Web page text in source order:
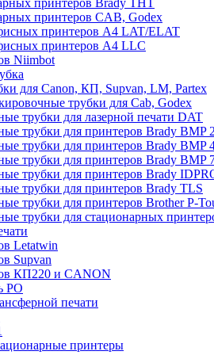
принтеров Brady THT
принтеров CAB, Godex
принтеров А4 LAT/ELAT
принтеров А4 LLC
Niimbot
для Canon, КП, Supvan, LM, Partex
трубки для Cab, Godex
трубки для лазерной печати DAT
трубки для принтеров Brady BMP
трубки для принтеров Brady BMP
трубки для принтеров Brady BMP
трубки для принтеров Brady
трубки для принтеров Brady TLS
трубки для принтеров Brother P-
трубки для стационарных
Letatwin
Supvan
КП220 и CANON
PO
печати
принтеры